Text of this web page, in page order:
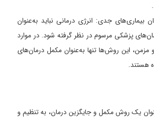
بیماری‌های جدی: انرژی درمانی نباید به‌عنوان
پزشکی مرسوم در نظر گرفته شود. در موارد
این روش‌ها تنها به‌عنوان مکمل درمان‌های
هستند.
یک روش مکمل و جایگزین درمان، به تنظیم و